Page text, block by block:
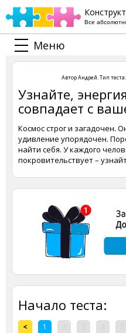
Все
Меню
АвторАндрей. Тип теста:
Узнайте,
совпадает с
Космос строг и загадочен.
удивление упорядочен.
найти себя. У каждого
покровительствует –
Начало теста:
< 1